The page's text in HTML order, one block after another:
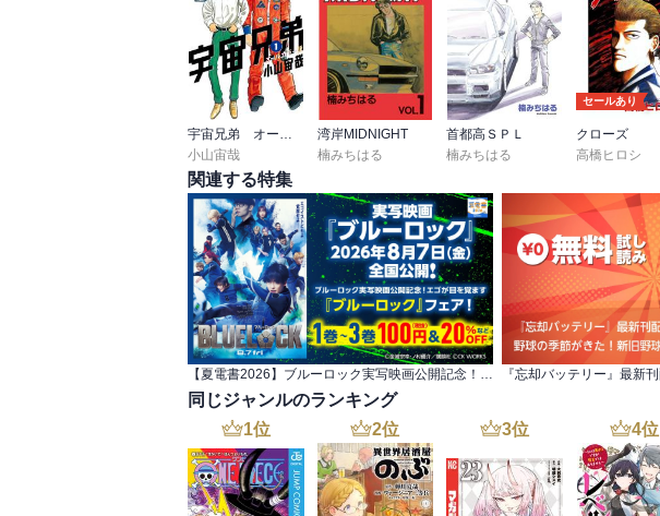
宇宙兄弟 オールカラー版
小山宙哉
湾岸MIDNIGHT
楠みちはる
首都高ＳＰＬ
楠みちはる
セールあり
クローズ
高橋ヒロシ
関連する特集
【夏電書2026】ブルーロック実写映画公開記念！ エゴが目を覚ます『ブルーロック』フェア！
同じジャンルのランキング
1位 2位 3位 4位